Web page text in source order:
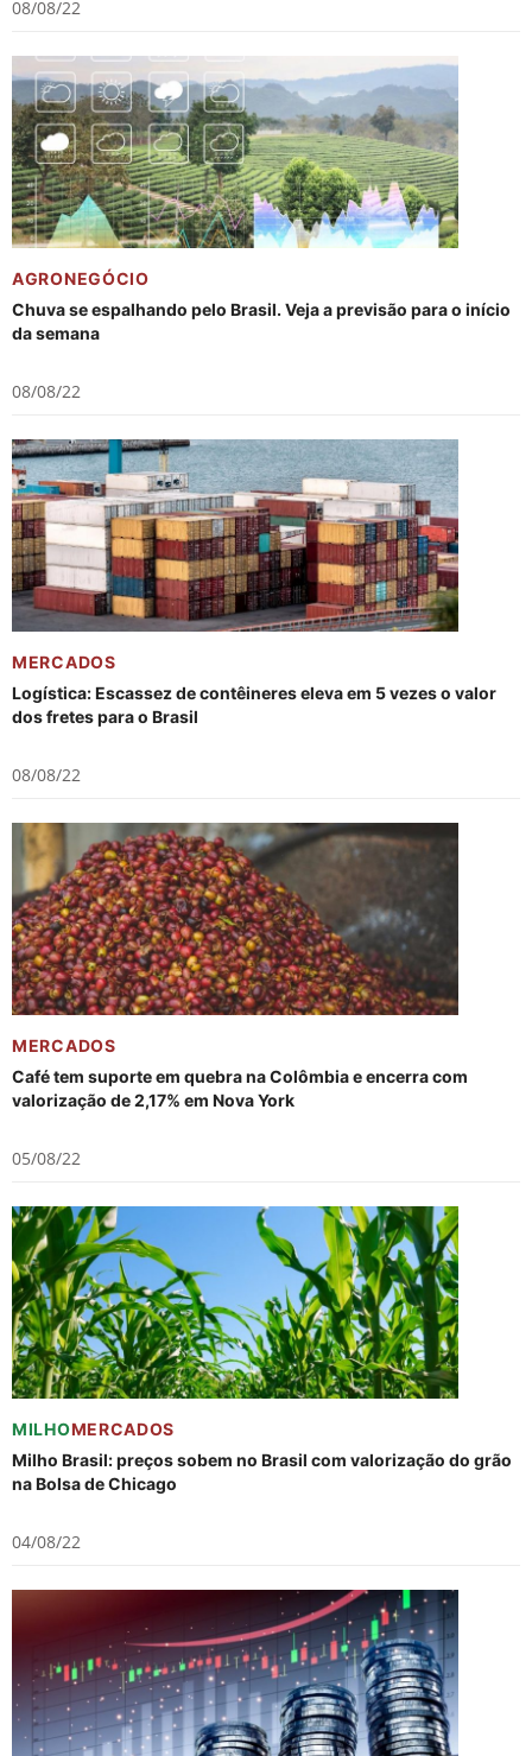
08/08/22
AGRONEGÓCIO
Chuva se espalhando pelo Brasil. Veja a previsão para o início
da semana
08/08/22
MERCADOS
Logística: Escassez de contêineres eleva em 5 vezes o valor
dos fretes para o Brasil
08/08/22
MERCADOS
Café tem suporte em quebra na Colômbia e encerra com
valorização de 2,17% em Nova York
05/08/22
MILHOMERCADOS
Milho Brasil: preços sobem no Brasil com valorização do grão
na Bolsa de Chicago
04/08/22